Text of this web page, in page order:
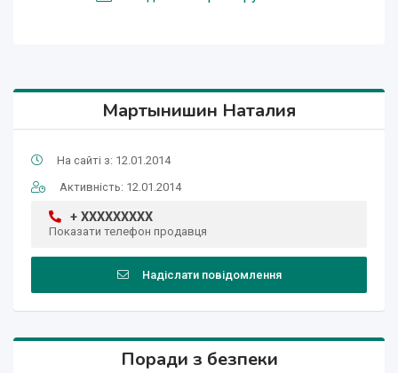
Мартынишин Наталия
На сайті з: 12.01.2014
Активність: 12.01.2014
+ XXXXXXXXX
Показати телефон продавця
Надіслати повідомлення
Поради з безпеки